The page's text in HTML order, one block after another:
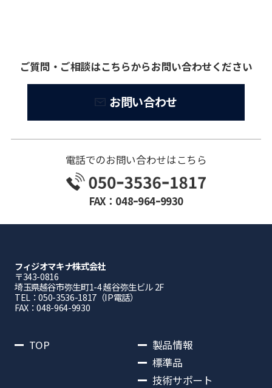
ご質問・ご相談はこちらからお問い合わせください
お問い合わせ
電話でのお問い合わせはこちら
FAX：048ｰ964ｰ9930
フィジオマキナ株式会社
〒343-0816
埼⽟県越⾕市弥⽣町1-4 越⾕弥⽣ビル 2F
TEL：050-3536-1817（IP電話）
FAX：048-964-9930
TOP
製品情報
標準品
技術サポート